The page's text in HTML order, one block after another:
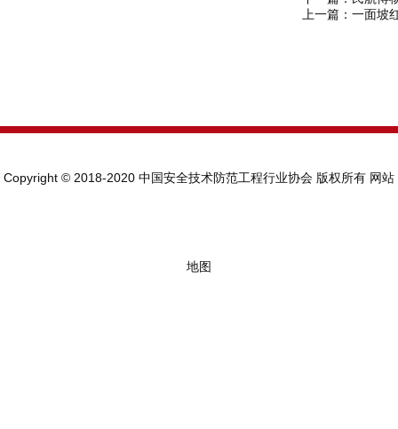
上一篇： 一面坡
Copyright © 2018-2020 中国安全技术防范工程行业协会 版权所有 网站
地图